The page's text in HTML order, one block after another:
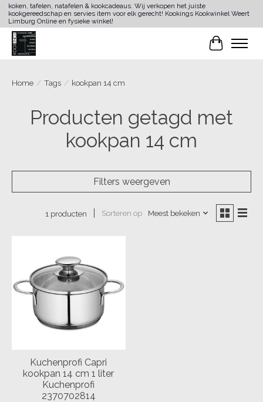
koken, tafelen, natafelen & kookcadeaus. Wij verkopen het juiste
kookgereedschap en servies item voor elk gerecht! Kookings Kookwinkel Weert
Limburg Online en fysieke winkel!
Home / Tags / kookpan 14 cm
Producten getagd met
kookpan 14 cm
Filters weergeven
1 producten Sorteren op Meest bekeken
Kuchenprofi Capri
kookpan 14 cm 1 liter
Kuchenprofi
2370702814